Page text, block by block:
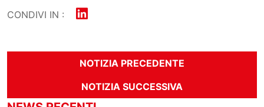
CONDIVI IN :
NOTIZIA PRECEDENTE
NOTIZIA SUCCESSIVA